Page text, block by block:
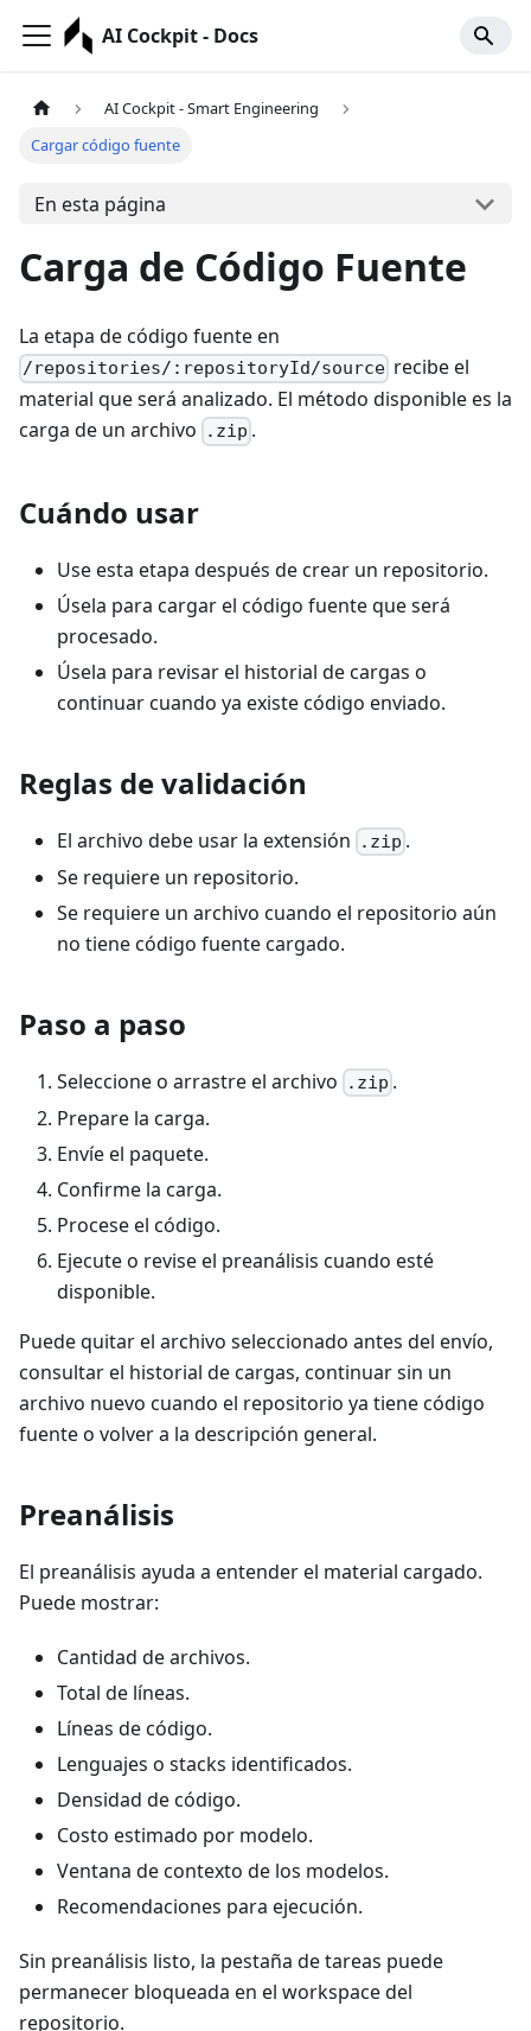
AI Cockpit - Docs
AI Cockpit - Smart Engineering
Cargar código fuente
En esta página
Carga de Código Fuente
La etapa de código fuente en
/repositories/:repositoryId/source recibe el
material que será analizado. El método disponible es la
carga de un archivo
.zip .
Cuándo usar
Use esta etapa después de crear un repositorio.
Úsela para cargar el código fuente que será
procesado.
Úsela para revisar el historial de cargas o
continuar cuando ya existe código enviado.
Reglas de validación
El archivo debe usar la extensión .zip .
Se requiere un repositorio.
Se requiere un archivo cuando el repositorio aún
no tiene código fuente cargado.
Paso a paso
Seleccione o arrastre el archivo .zip .
Prepare la carga.
Envíe el paquete.
Confirme la carga.
Procese el código.
Ejecute o revise el preanálisis cuando esté
disponible.
Puede quitar el archivo seleccionado antes del envío,
consultar el historial de cargas, continuar sin un
archivo nuevo cuando el repositorio ya tiene código
fuente o volver a la descripción general.
Preanálisis
El preanálisis ayuda a entender el material cargado.
Puede mostrar:
Cantidad de archivos.
Total de líneas.
Líneas de código.
Lenguajes o stacks identificados.
Densidad de código.
Costo estimado por modelo.
Ventana de contexto de los modelos.
Recomendaciones para ejecución.
Sin preanálisis listo, la pestaña de tareas puede
permanecer bloqueada en el workspace del
repositorio.